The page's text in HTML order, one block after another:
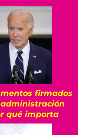
firmados
qué importa